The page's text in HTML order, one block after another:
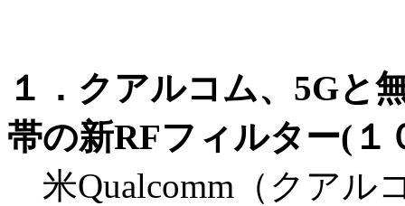
１．クアルコム、5G
帯の新RFフィルター(
米Qualcomm（クアル